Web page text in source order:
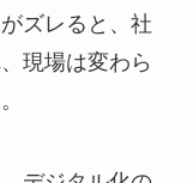
ズレると、社
現場は変わら